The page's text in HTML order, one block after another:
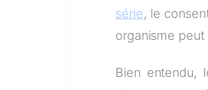
série, le
organisme
Bien entendu,